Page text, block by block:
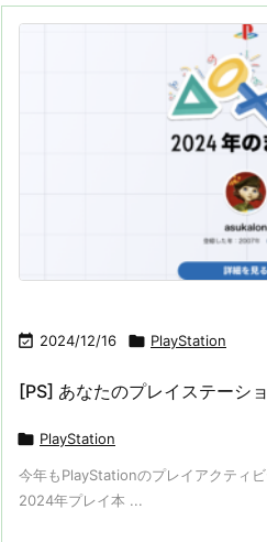
 2024/12/16  PlayStation
[PS] あなたのプレイステーシ
 PlayStation
今年もPlayStationのプレイアクティビ
2024年プレイ本 ...